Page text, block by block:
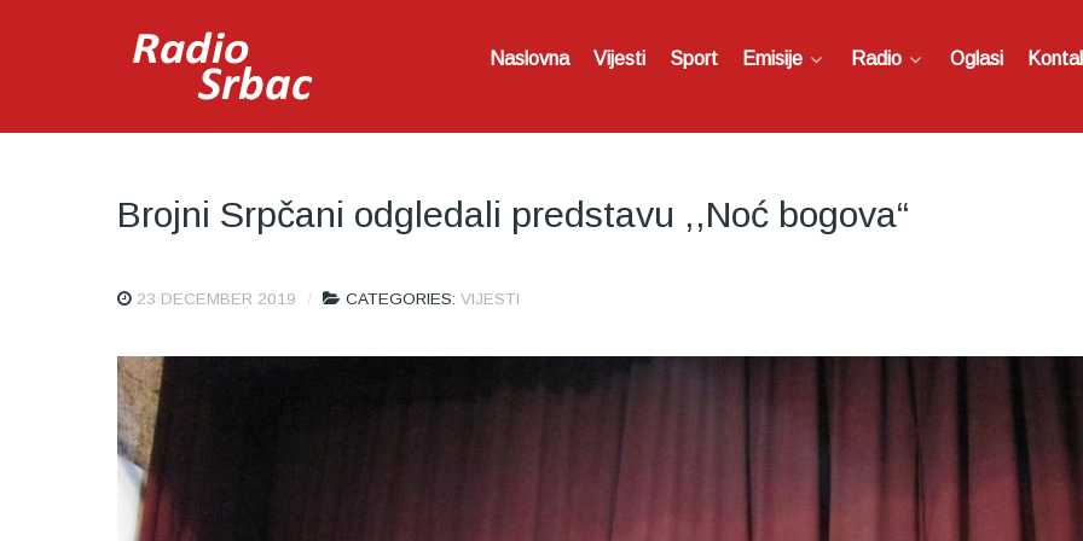
Naslovna Vijesti Sport Emisije Radio Oglasi
Brojni Srpčani odgledali predstavu ,,Noć bogova“
23 DECEMBER 2019 CATEGORIES: VIJESTI